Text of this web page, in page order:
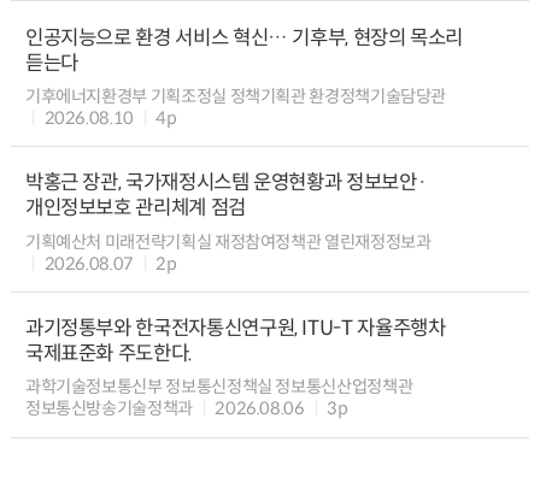
인공지능으로 환경 서비스 혁신… 기후부, 현장의 목소리
듣는다
기후에너지환경부 기획조정실 정책기획관 환경정책기술담당관
2026.08.10
4p
박홍근 장관, 국가재정시스템 운영현황과 정보보안·
개인정보보호 관리체계 점검
기획예산처 미래전략기획실 재정참여정책관 열린재정정보과
2026.08.07
2p
과기정통부와 한국전자통신연구원, ITU-T 자율주행차
국제표준화 주도한다.
과학기술정보통신부 정보통신정책실 정보통신산업정책관
정보통신방송기술정책과
2026.08.06 3p